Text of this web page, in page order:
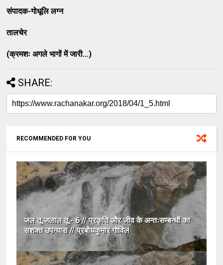
संपादक-गोधूलि लग्न
तालचेर
(क्रमशः अगले भागों में जारी...)
SHARE:
RECOMMENDED FOR YOU
जल तू जलाल तू - 6 // प्रकृति और जीव के अन्तःसम्बन्धों का
सशक्त उपन्यास // प्रबोधकुमार गोविल